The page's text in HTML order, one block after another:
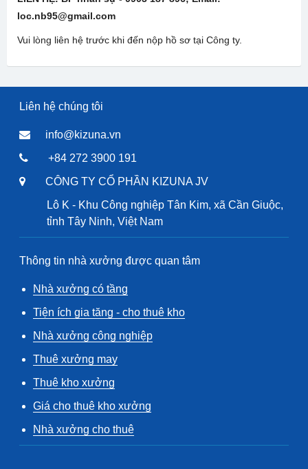
loc.nb95@gmail.com
Vui lòng liên hệ trước khi đến nộp hồ sơ tại Công ty.
Liên hệ chúng tôi
info@kizuna.vn
+84 272 3900 191
CÔNG TY CỔ PHẦN KIZUNA JV
Lô K - Khu Công nghiệp Tân Kim, xã Cần Giuộc,
tỉnh Tây Ninh, Việt Nam
Thông tin nhà xưởng được quan tâm
Nhà xưởng có tầng
Tiện ích gia tăng - cho thuê kho
Nhà xưởng công nghiệp
Thuê xưởng may
Thuê kho xưởng
Giá cho thuê kho xưởng
Nhà xưởng cho thuê